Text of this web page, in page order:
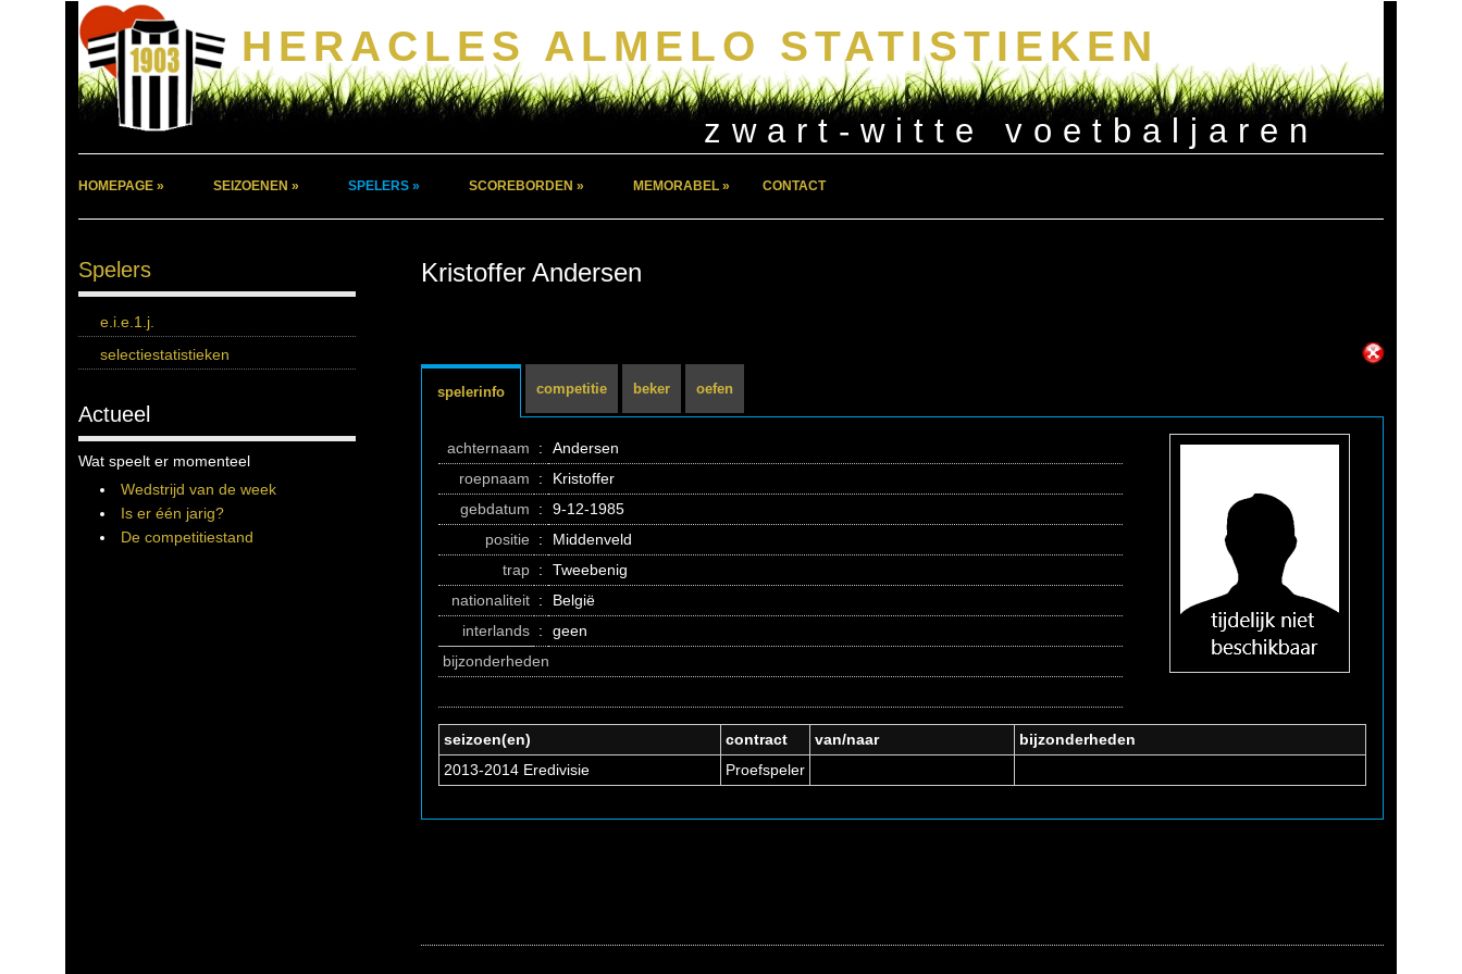
HERACLES ALMELO STATISTIEKEN
zwart-witte voetbaljaren
HOMEPAGE » SEIZOENEN » SPELERS » SCOREBORDEN » MEMORABEL » CONTACT
Spelers
e.i.e.1.j.
selectiestatistieken
Actueel
Wat speelt er momenteel
Wedstrijd van de week
Is er één jarig?
De competitiestand
Kristoffer Andersen
spelerinfo competitie beker oefen
achternaam :
Andersen
roepnaam
:
Kristoffer
gebdatum
:
9-12-1985
positie :
Middenveld
trap :
Tweebenig
nationaliteit :
België
interlands :
geen
bijzonderheden
seizoen(en) contract van/naar
bijzonderheden
2013-2014 Eredivisie
Proefspeler